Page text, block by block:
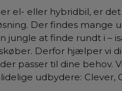
el- eller hybridbil, er
Der findes mange
jungle at finde rundt i –
Derfor hjælper vi
passer til dine behov.
udbydere: Clever,